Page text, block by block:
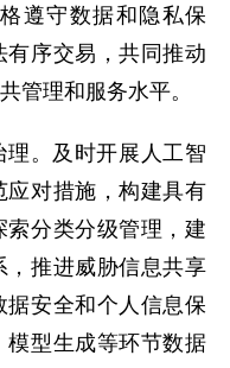
遵守数据和隐私保
序交易，共同推动
管理和服务水平。
。及时开展人工智
对措施，构建具有
索分类分级管理，建
，推进威胁信息共享
安全和个人信息保
型生成等环节数据